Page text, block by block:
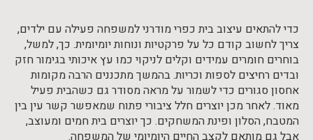
כדי להתאים עיצוב בית כפרי מודרני למשפחה פעילה עם ילדים,
צריך לחשוב קודם כל על פרקטיות ונוחות יומיומית. כך, למשל,
בוחרים חומרים עמידים וקלים לניקוי כמו עץ איכותי בגימור חזק
ובדים רחיצים לספות וכריות. בהמשך מתכננים הרבה מקומות
אחסון סגורים כדי לשמור על מראה מסודר גם כשהבית פעיל
מאוד. לאחר מכן יוצרים חלל ציבורי פתוח שמאפשר קשר עין בין
המטבח, הסלון ופינת המשחקים. כך יוצרים בית חמים ומעוצב,
אבל גם מותאם לקצב החיים היומיומי של המשפחה.